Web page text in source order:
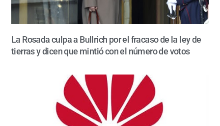
La Rosada culpa a Bullrich por el fracaso de la ley de
tierras y dicen que mintió con el número de votos